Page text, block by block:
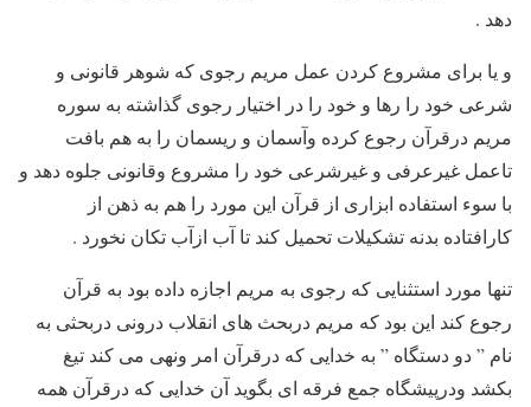
دهد .
و یا برای مشروع کردن عمل مریم رجوی که شوهر قانونی و
شرعی خود را رها و خود را در اختیار رجوی گذاشته به سوره
مریم درقرآن رجوع کرده وآسمان و ریسمان را به هم بافت
تاعمل غیرعرفی و غیرشرعی خود را مشروع وقانونی جلوه دهد و
با سوء استفاده ابزاری از قرآن این مورد را هم به ذهن از
کارافتاده بدنه تشکیلات تحمیل کند تا آب ازآب تکان نخورد .
تنها مورد استثنایی که رجوی به مریم اجازه داده بود به قرآن
رجوع کند این بود که مریم دربحث های انقلاب درونی دربحثی به
نام ” دو دستگاه ” به خدایی که درقرآن امر ونهی می کند تیغ
بکشد ودرپیشگاه جمع فرقه ای بگوید آن خدایی که درقرآن همه